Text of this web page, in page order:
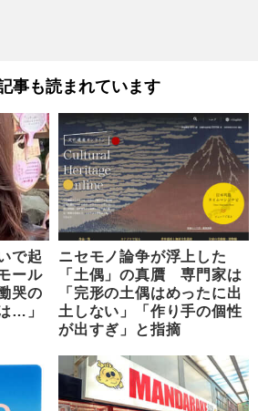
事も読まれています
で起
ール
哭の
…」
ニセモノ論争が浮上した
「土偶」の真贋 専門家は
「完形の土偶はめったに出
土しない」「作り手の個性
が出すぎ」と指摘